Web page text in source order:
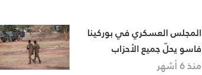
المجلس العسكري في بوركينا
فاسو يحلّ جميع الأحزاب
ويلغي التعددية الحزبية
منذ 6 أشهر